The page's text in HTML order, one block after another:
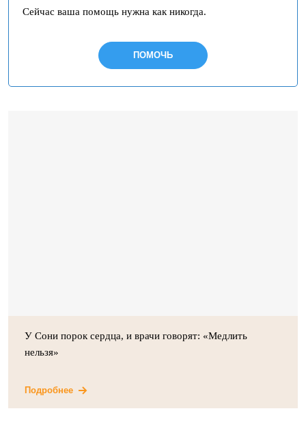
Сейчас ваша помощь нужна как никогда.
ПОМОЧЬ
У Сони порок сердца, и врачи говорят: «Медлить
нельзя»
Подробнее